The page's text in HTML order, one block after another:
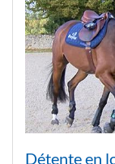
Détente en